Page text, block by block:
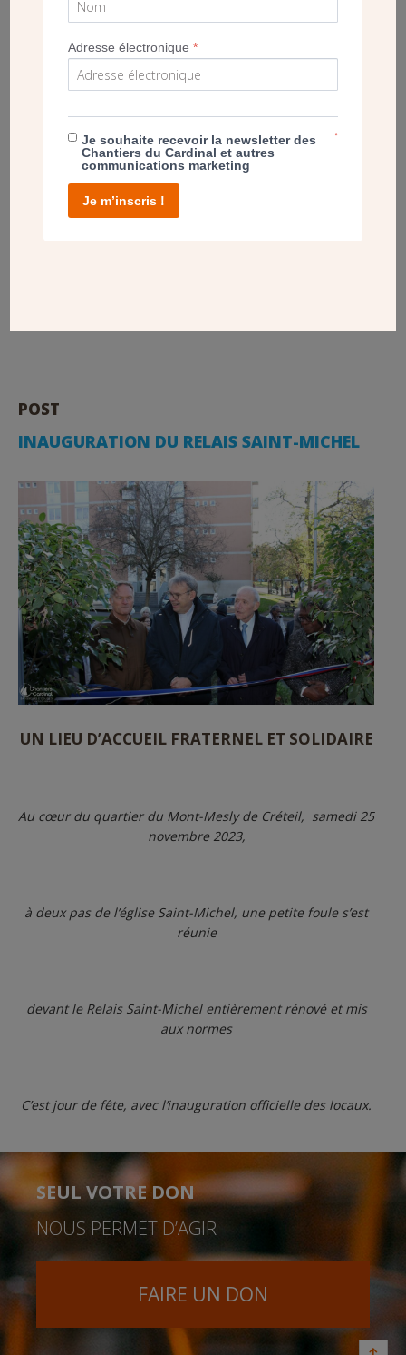
Maçonnerie, peinture, électricité et ébénisterie : voici les
POST
INAUGURATION DU RELAIS SAINT-MICHEL
UN LIEU D’ACCUEIL FRATERNEL ET SOLIDAIRE
Au cœur du quartier du Mont-Mesly de Créteil, samedi 25
novembre 2023,
à deux pas de l’église Saint-Michel, une petite foule s’est
réunie
devant le Relais Saint-Michel entièrement rénové et mis
aux normes
C’est jour de fête, avec l’inauguration officielle des locaux.
SEUL VOTRE DON
NOUS PERMET D’AGIR
FAIRE UN DON
Adresse électronique*
Je souhaite recevoir la newsletter des
Chantiers du Cardinal et autres
communications marketing
*
Je m’inscris !